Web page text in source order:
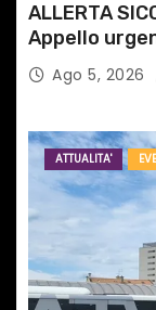
ALLERTA
Appello
Ago 5, 2026
ATTUALITA'